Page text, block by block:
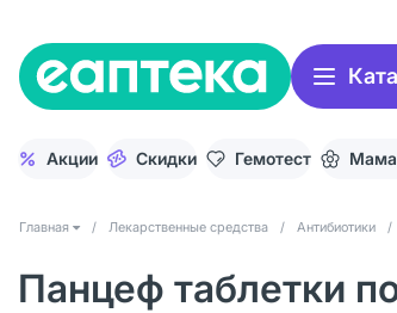
Акции Скидки Гемотест
Главная / Лекарственные средства / Антибиотики /
Панцеф таблетки